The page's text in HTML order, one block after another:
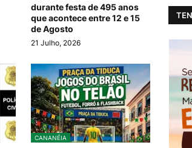
durante festa de 495 anos
que acontece entre 12 e 15
de Agosto
21 Julho, 2026
CANANÉIA